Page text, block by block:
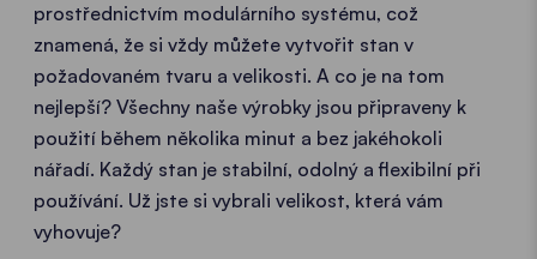
prostřednictvím modulárního systému, což
znamená, že si vždy můžete vytvořit stan v
požadovaném tvaru a velikosti. A co je na tom
nejlepší? Všechny naše výrobky jsou připraveny k
použití během několika minut a bez jakéhokoli
nářadí. Každý stan je stabilní, odolný a flexibilní při
používání. Už jste si vybrali velikost, která vám
vyhovuje?